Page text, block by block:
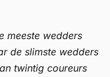
meeste wedders
de slimste wedders
twintig coureurs